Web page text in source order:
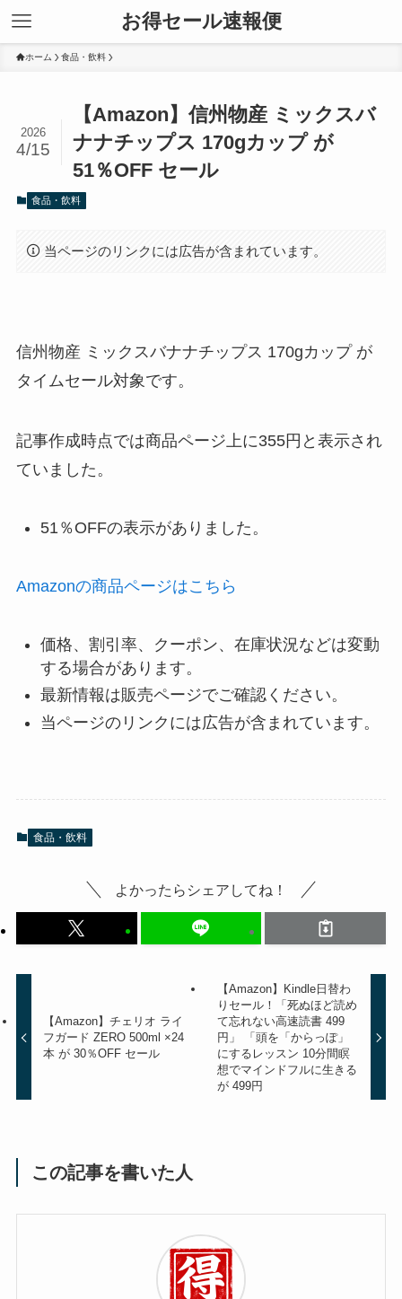
お得セール速報便
ホーム 食品・飲料
【Amazon】信州物産 ミックスバ
ナナチップス 170gカップ が
51％OFF セール
2026
4/15
食品・飲料
当ページのリンクには広告が含まれています。
信州物産 ミックスバナナチップス 170gカップ が
タイムセール対象です。
記事作成時点では商品ページ上に355円と表示され
ていました。
51％OFFの表示がありました。
Amazonの商品ページはこちら
価格、割引率、クーポン、在庫状況などは変動
する場合があります。
最新情報は販売ページでご確認ください。
当ページのリンクには広告が含まれています。
食品・飲料
よかったらシェアしてね！
【Amazon】チェリオ ライ
フガード ZERO 500ml ×24
本 が 30％OFF セール
【Amazon】Kindle日替わ
りセール！「死ぬほど読め
て忘れない高速読書 499
円」 「頭を「からっぽ」
にするレッスン 10分間瞑
想でマインドフルに生きる
が 499円
この記事を書いた人